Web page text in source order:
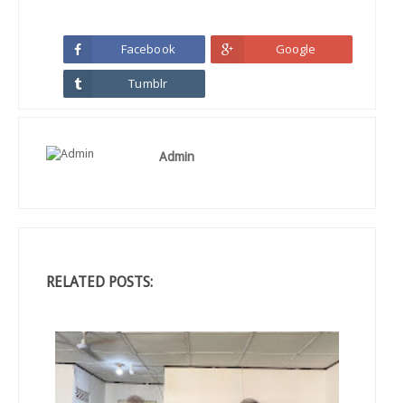
Facebook Google
Tumblr
Admin
RELATED POSTS: